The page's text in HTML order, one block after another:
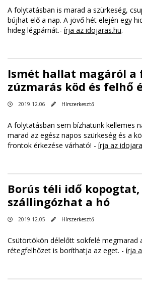
A folytatásban is marad a szürkeség,
bújhat elő a nap. A jövő hét elején egy
hideg légpárnát.- írja az idojaras.hu.
Ismét hallat magáról a
zúzmarás köd és felhő
2019.12.06 Hírszerkesztő
A folytatásban sem bízhatunk kellemes
marad az egész napos szürkeség és a
frontok érkezése várható! - írja az
Borús téli idő
szállingózhat a hó
2019.12.05 Hírszerkesztő
Csütörtökön délelőtt sokfelé megmarad
rétegfelhőzet is boríthatja az eget. - írja